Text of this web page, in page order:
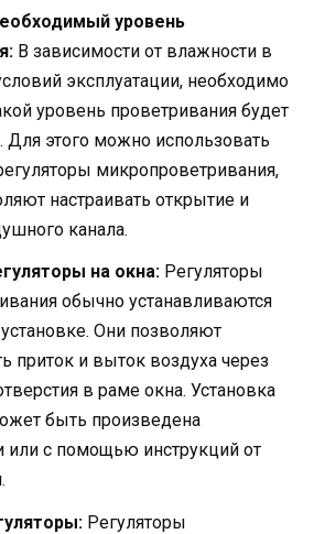
уровень
В зависимости от влажности в
эксплуатации, необходимо
уровень проветривания будет
этого можно использовать
микропроветривания,
настраивать открытие и
канала.
на окна: Регуляторы
обычно устанавливаются
Они позволяют
приток и выток воздуха через
в раме окна. Установка
быть произведена
или с помощью инструкций от
Регуляторы